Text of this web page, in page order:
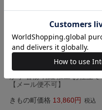
送料無料
【刷り込み紋】「男性用 五つ
紋」紋加工 五つ紋 お仕立て上
【メール便不可】
きもの町価格 13,860 税込